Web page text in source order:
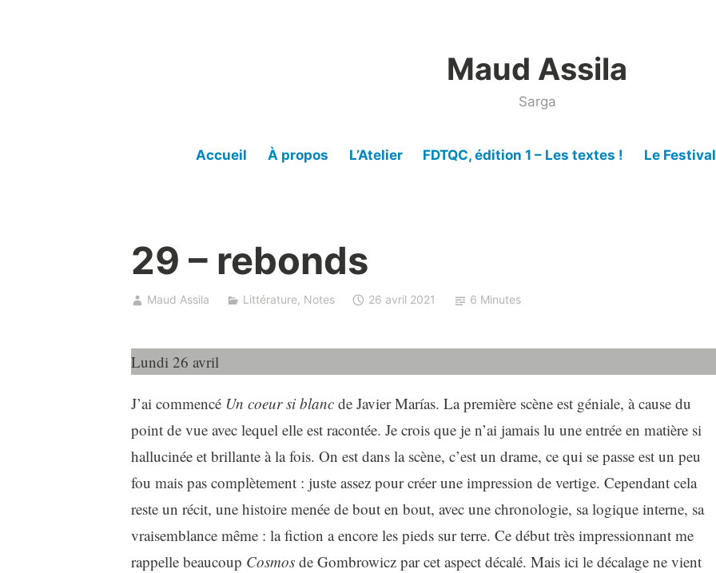
Maud Assila
Sarga
Accueil À propos L’Atelier FDTQC, édition 1 – Les textes ! Le
29 – rebonds
Maud Assila Littérature, Notes 26 avril 2021 6 Minutes
Lundi 26 avril
J’ai commencé Un coeur si blancde Javier Marías. La première scène est géniale, à cause du
point de vue avec lequel elle est racontée. Je crois que je n’ai jamais lu une entrée en matière si
hallucinée et brillante à la fois. On est dans la scène, c’est un drame, ce qui se passe est un peu
fou mais pas complètement : juste assez pour créer une impression de vertige. Cependant cela
reste un récit, une histoire menée de bout en bout, avec une chronologie, sa logique interne, sa
vraisemblance même : la fiction a encore les pieds sur terre. Ce début très impressionnant me
rappelle beaucoup Cosmos de Gombrowicz par cet aspect décalé. Mais ici le décalage ne vient